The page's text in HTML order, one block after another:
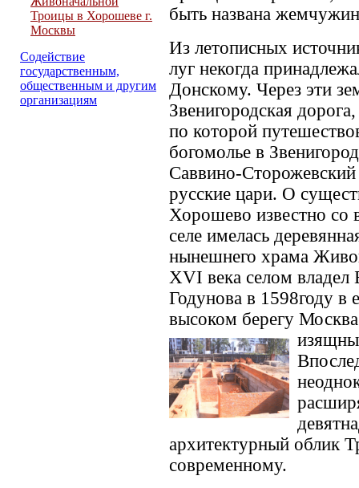
Троицы в Хорошеве г.
Москвы
Cодействие
государственным,
общественным и другим
организациям
быть названа
Из летописных
луг некогда
Донскому. Через эти
Звенигородская дорога,
по которой
богомолье в
Саввино-
русские цари. О
Хорошево известно со
селе имелась
нынешнего храма
ХVI века селом владел
Годунова в 1598году в
высоком берегу
архитектурный облик
современному.